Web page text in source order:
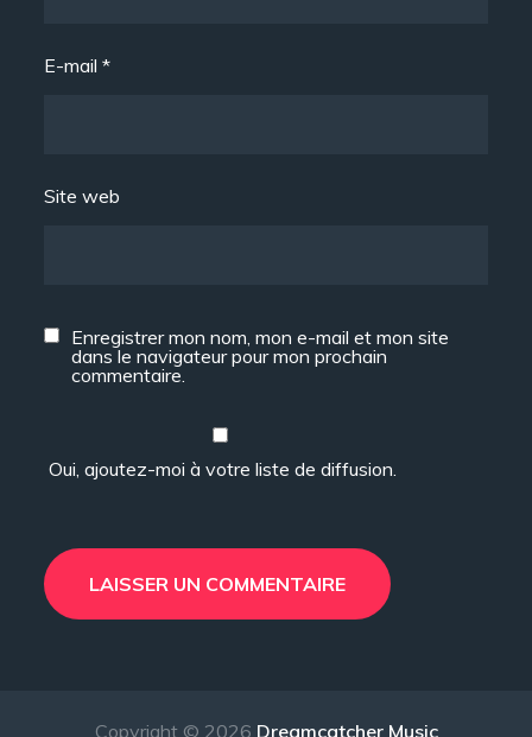
E-mail*
Site web
Enregistrer mon nom, mon e-mail et mon site
dans le navigateur pour mon prochain
commentaire.
Oui, ajoutez-moi à votre liste de diffusion.
Copyright © 2026 Dreamcatcher Music